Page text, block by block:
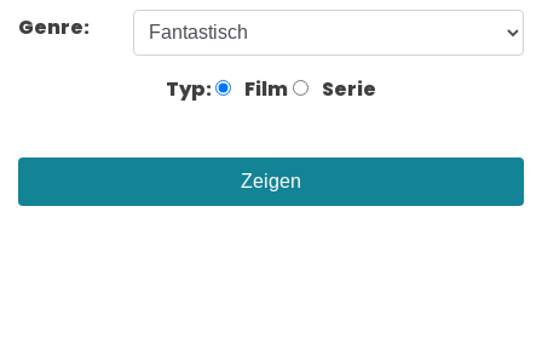
Genre:
Typ: Film Serie
Zeigen